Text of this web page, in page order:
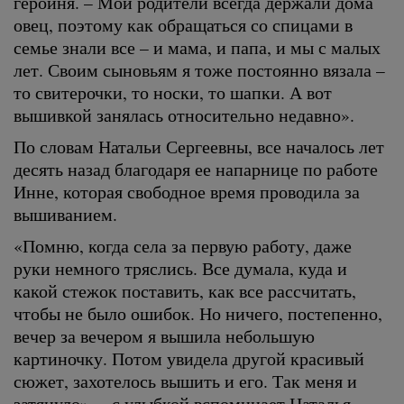
овец, поэтому как обращаться со спицами в
семье знали все – и мама, и папа, и мы с малых
лет. Своим сыновьям я тоже постоянно вязала –
то свитерочки, то носки, то шапки. А вот
вышивкой занялась относительно недавно».
По словам Натальи Сергеевны, все началось лет
десять назад благодаря ее напарнице по работе
Инне, которая свободное время проводила за
вышиванием.
«Помню, когда села за первую работу, даже
руки немного тряслись. Все думала, куда и
какой стежок поставить, как все рассчитать,
чтобы не было ошибок. Но ничего, постепенно,
вечер за вечером я вышила небольшую
картиночку. Потом увидела другой красивый
сюжет, захотелось вышить и его. Так меня и